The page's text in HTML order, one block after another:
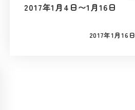
2017年1月4日〜1月16日
投稿日
2017年1月16日